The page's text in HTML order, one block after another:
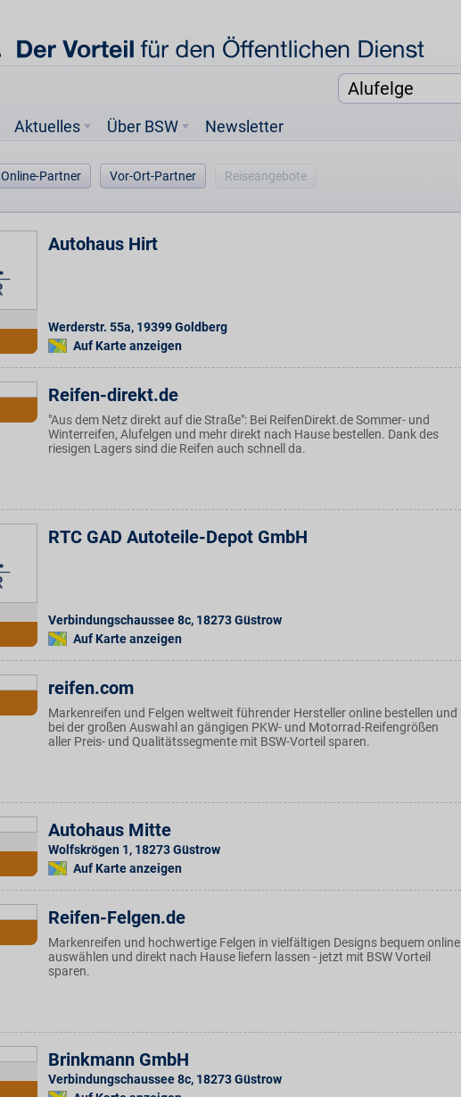
Aktuelles Über BSW Newsletter
Online-Partner Vor-Ort-Partner Reiseangebote
Autohaus Hirt
Werderstr. 55a, 19399Goldberg
Auf Karte anzeigen
Reifen-direkt.de
"Aus dem Netz direkt auf die Straße": Bei ReifenDirekt.de Sommer- und
Winterreifen, Alufelgen und mehr direkt nach Hause bestellen. Dank des
riesigen Lagers sind die Reifen auch schnell da.
RTC GAD Autoteile-Depot GmbH
Verbindungschaussee 8c, 18273Güstrow
Auf Karte anzeigen
reifen.com
Markenreifen und Felgen weltweit führender Hersteller online bestellen und
bei der großen Auswahl an gängigen PKW- und Motorrad-Reifengrößen
aller Preis- und Qualitätssegmente mit BSW-Vorteil sparen.
Autohaus Mitte
Wolfskrögen 1, 18273Güstrow
Auf Karte anzeigen
Reifen-Felgen.de
Markenreifen und hochwertige Felgen in vielfältigen Designs bequem online
auswählen und direkt nach Hause liefern lassen - jetzt mit BSW Vorteil
sparen.
Brinkmann GmbH
Verbindungschaussee 8c, 18273Güstrow